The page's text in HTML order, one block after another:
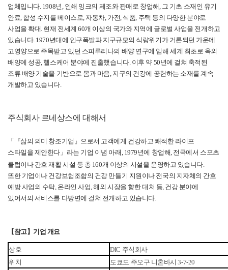
업체입니다. 1908년, 인쇄 잉크의 제조와 판매로 창업해, 그 기초 소재인 유기
안료, 합성 수지를 베이스로, 자동차, 가전, 식품, 주택 등의 다양한 분야로
사업을 확대. 현재 전세계 60개 이상의 국가와 지역에 글로벌 사업을 전개하고
있습니다. 1970년대에 인구폭발과 지구규모의 식량위기가 거론되던 가운데
고영양으로 주목받고 있던 스피루리나의 배양 연구에 임해 세계 최초로 옥외
배양에 성공,헬스케어 분야에 진출했습니다. 이후 약50년에 걸쳐 축적된
조류 배양 기술을 기반으로 몸과 마음, 지구의 건강에 공헌하는 소재를 계속
개발하고 있습니다.
주식회사 르네상스에 대해서
「『삶의 의미 창조기업』으로서 고객에게 건강하고 쾌적한 라이프
스타일을 제안한다」라는 기업 이념 아래, 1979년에 창업해, 전국에서 스포츠
클럽이나 간호 재활 시설 등 총 160개 이상의 시설을 운영하고 있습니다.
또한 기업이나 건강보험조합의 건강 만들기 지원이나 전국의 지자체의 간호
예방 사업의 수탁, 온라인 사업,해외 시장을 향한 대처 등, 건강 분야에
있어서의 서비스를 다방면에 걸쳐 전개하고 있습니다.
【참고】기업 개요
상호 DIC 주식회사
위치
도쿄도 주오구 니혼바시 3-7-20